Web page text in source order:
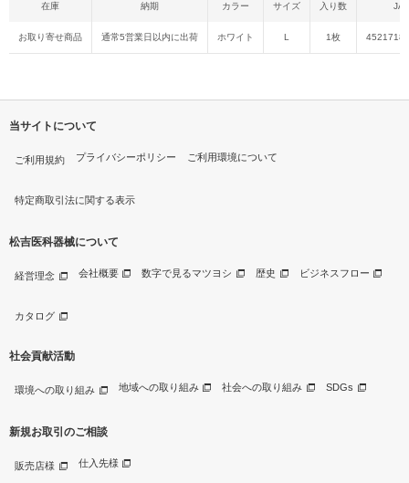
在庫 納期 カラー サイズ 入り数
お取り寄せ商品 通常5営業日以内に出荷 ホワイト L 1枚
当サイトについて
ご利用規約 プライバシーポリシー ご利用環境について
特定商取引法に関する表示
松吉医科器械について
経営理念 会社概要 数字で見るマツヨシ 歴史 ビジネスフロー
カタログ
社会貢献活動
環境への取り組み 地域への取り組み 社会への取り組み SDGs
新規お取引のご相談
販売店様 仕入先様